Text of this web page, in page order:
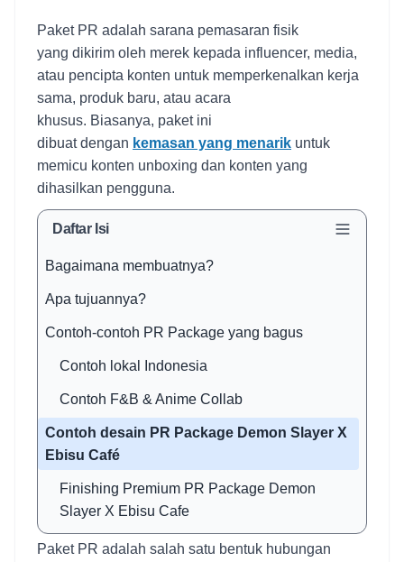
Paket PR adalah sarana pemasaran fisik
yang dikirim oleh merek kepada influencer, media,
atau pencipta konten untuk memperkenalkan kerja
sama, produk baru, atau acara
khusus. Biasanya, paket ini
dibuat dengan kemasan yang menarik untuk
memicu konten unboxing dan konten yang
dihasilkan pengguna.
Daftar Isi
Bagaimana membuatnya?
Apa tujuannya?
Contoh-contoh PR Package yang bagus
Contoh lokal Indonesia
Contoh F&B & Anime Collab
Contoh desain PR Package Demon Slayer X
Ebisu Café
Finishing Premium PR Package Demon
Slayer X Ebisu Cafe
Paket PR adalah salah satu bentuk hubungan